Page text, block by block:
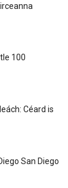
100
Céard is
San Diego